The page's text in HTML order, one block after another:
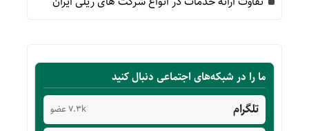
ما را در شبکه‌های اجتماعی دنبال کنید
تلگرام 7.3k عضو